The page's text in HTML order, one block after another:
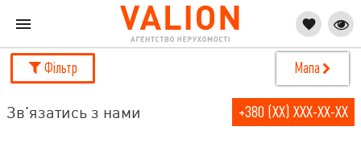
Фільтр Мапа
Зв'язатись з нами +380 (XX) XXX-XX-XX